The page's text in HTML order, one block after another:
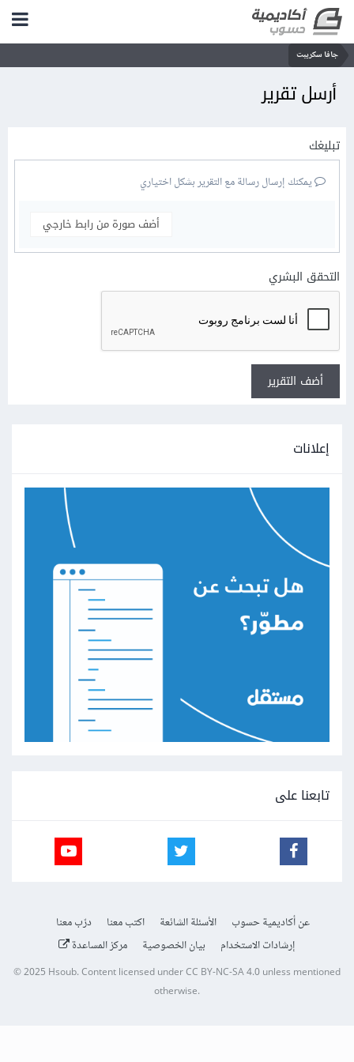
جافا سكريبت
أرسل تقرير
تبليغك
يمكنك إرسال رسالة مع التقرير بشكل اختياري
أضف صورة من رابط خارجي
التحقق البشري
أضف التقرير
إعلانات
تابعنا على
عن أكاديمية حسوب الأسئلة الشائعة اكتب معنا
درّب معنا
إرشادات الاستخدام
بيان الخصوصية مركز المساعدة
© 2025 Hsoub.Content licensed underCC BY-NC-SA 4.0unless mentioned
otherwise.